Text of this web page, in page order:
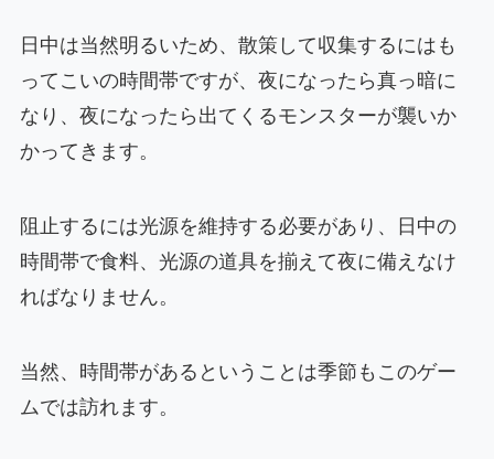
日中は当然明るいため、散策して収集するにはも
ってこいの時間帯ですが、夜になったら真っ暗に
なり、夜になったら出てくるモンスターが襲いか
かってきます。
阻止するには光源を維持する必要があり、日中の
時間帯で食料、光源の道具を揃えて夜に備えなけ
ればなりません。
当然、時間帯があるということは季節もこのゲー
ムでは訪れます。